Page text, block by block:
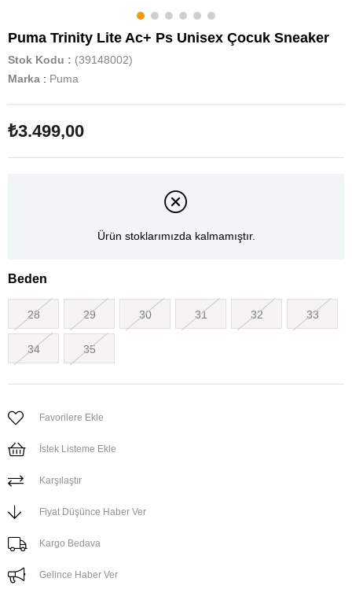
Puma Trinity Lite Ac+ Ps Unisex Çocuk Sneaker
Stok Kodu
(39148002)
Marka : Puma
₺3.499,00
Ürün stoklarımızda kalmamıştır.
Beden
28 29 30 31 32 33
34 35
Favorilere Ekle
İstek Listeme Ekle
Karşılaştır
Fiyat Düşünce Haber Ver
Kargo Bedava
Gelince Haber Ver